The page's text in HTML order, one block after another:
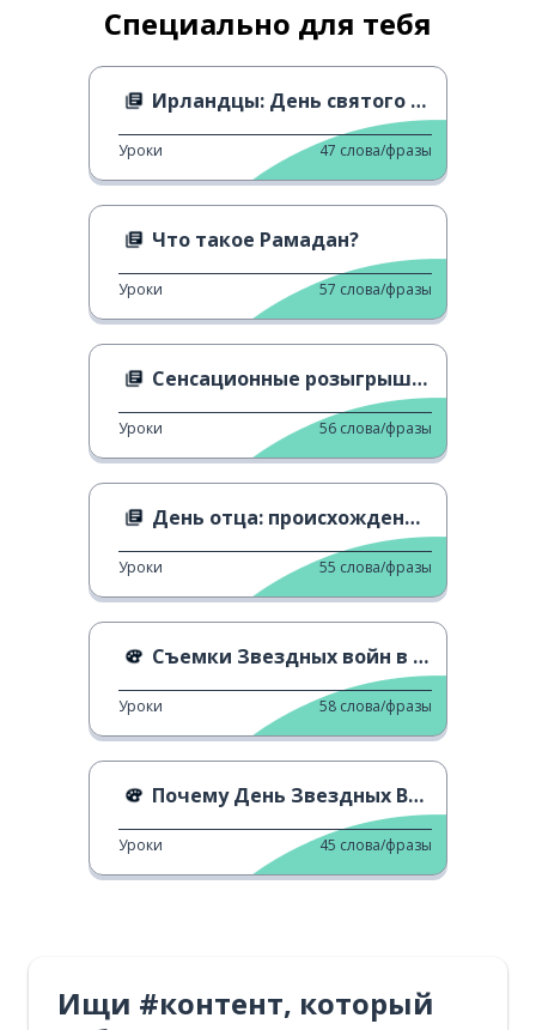
Специально для тебя
Ирландцы: День святого Патрика
Уроки 47 слова/фразы
Что такое Рамадан?
Уроки 57 слова/фразы
Сенсационные розыгрыши первого апреля
Уроки 56 слова/фразы
День отца: происхождение и значение
Уроки 55 слова/фразы
Съемки Звездных войн в Италии
Уроки 58 слова/фразы
Почему День Звездных Войн приходится на 4 мая?
Уроки 45 слова/фразы
Ищи #контент, который